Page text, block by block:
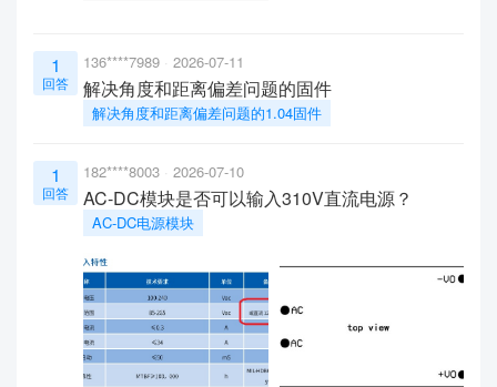
1
回答
136****7989 2026-07-11
解决角度和距离偏差问题的固件
解决角度和距离偏差问题的1.04固件
1
回答
182****8003 2026-07-10
AC-DC模块是否可以输入310V直流电源？
AC-DC电源模块